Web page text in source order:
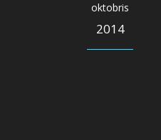
oktobris
2014